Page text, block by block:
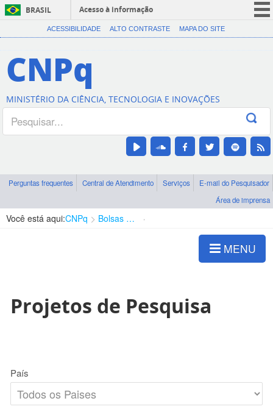
BRASIL
Acesso à informação
CORONAVÍRUS (COVID-19)
Canais
ACESSIBILIDADE ALTO CONTRASTE MAPA DO SITE
CNPq
MINISTÉRIO DA CIÊNCIA, TECNOLOGIA E INOVAÇÕES
Perguntas frequentes Central de Atendimento Serviços
E-mail do Pesquisador
Área de imprensa
Você está aqui:CNPq Bolsas e Auxílios Vigentes
MENU
Projetos de Pesquisa
País